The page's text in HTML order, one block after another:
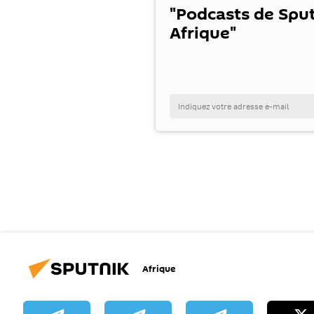
"Podcasts de
Afrique"
Afrique